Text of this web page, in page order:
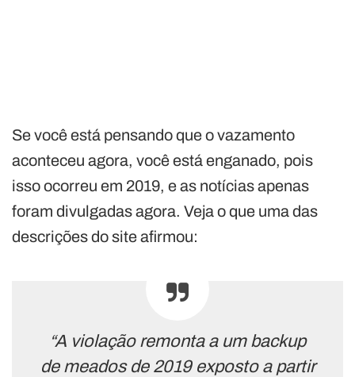
Se você está pensando que o vazamento
aconteceu agora, você está enganado, pois
isso ocorreu em 2019, e as notícias apenas
foram divulgadas agora. Veja o que uma das
descrições do site afirmou:
“A violação remonta a um backup
de meados de 2019 exposto a partir